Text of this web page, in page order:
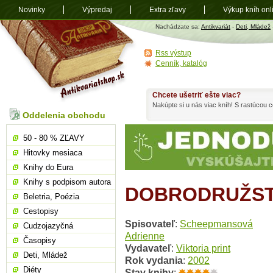
Antikvariát
shop.sk
Nachádzate sa: Antikvariát - Deti, Mládež
Spisovateľ: Scheepmansová
Adrienne
Vydavateľ: Viktoria print
Rok vydania: 2002
Chcete ušetriť ešte viac?
Nakúpte si u nás viac kníh! S rastúcou
Oddelenia obchodu
50 - 80 % ZĽAVY
Hitovky mesiaca
Knihy do Eura
Knihy s podpisom autora
Beletria, Poézia
Cestopisy
Cudzojazyčná
Časopisy
Deti, Mládež
Diéty
Rss výstup
Cenník, katalóg
Novinky Výpredaj Extra zľavy Výkup kníh